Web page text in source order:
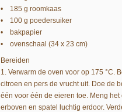
• 185 g roomkaas
• 100 g poedersuiker
• bakpapier
• ovenschaal (34 x 23 cm)
Bereiden
1. Verwarm de oven voor op 175 °C.
citroen en pers de vrucht uit. Doe de
één voor één de eieren toe. Meng
erboven en spatel luchtig erdoor.